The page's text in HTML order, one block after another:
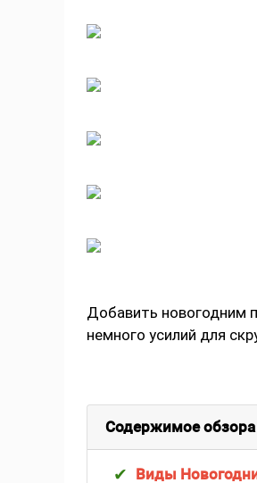
Добавить новогодним
немного усилий для
Содержимое обзора
Виды